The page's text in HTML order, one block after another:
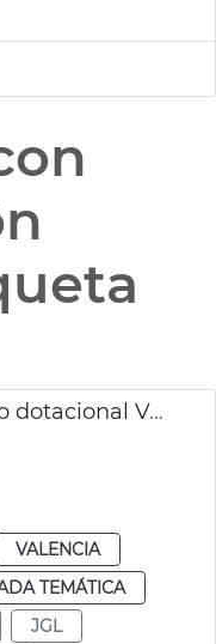
Adjudicación al IVO suelo dotacional València
VALENCIA
TEMÁTICA
JGL